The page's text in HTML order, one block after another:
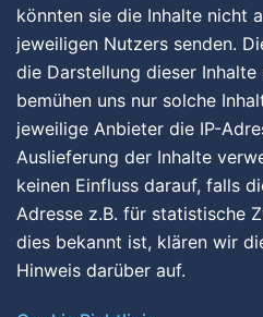
könnten sie die Inhalte nicht
jeweiligen Nutzers senden.
die Darstellung dieser
bemühen uns nur solche
jeweilige Anbieter die IP-
Auslieferung der Inhalte
keinen Einfluss darauf, falls
Adresse z.B. für statistische
dies bekannt ist, klären wir
Hinweis darüber auf.